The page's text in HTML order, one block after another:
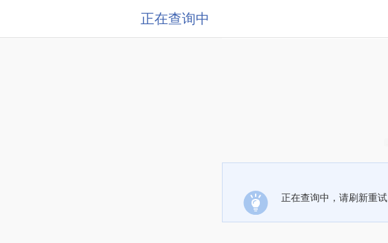
正在查询中
正在查询中，请刷新重试